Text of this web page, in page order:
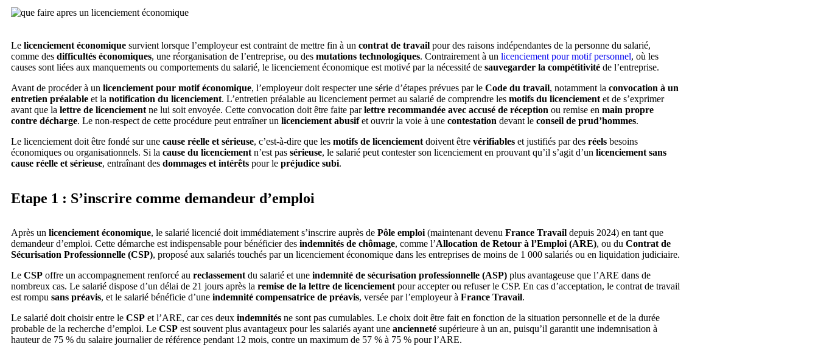
Le licenciement économique survient lorsque l’employeur est contraint de mettre fin à un contrat de travail pour des raisons indépendantes de la personne du salarié,
comme des difficultés économiques, une réorganisation de l’entreprise, ou des mutations technologiques. Contrairement à un licenciement pour motif personnel, où les
causes sont liées aux manquements ou comportements du salarié, le licenciement économique est motivé par la nécessité de sauvegarder la compétitivité de l’entreprise.
Avant de procéder à un licenciement pour motif économique, l’employeur doit respecter une série d’étapes prévues par le Code du travail, notamment la convocation à un
entretien préalable et la notification du licenciement. L’entretien préalable au licenciement permet au salarié de comprendre les motifs du licenciement et de s’exprimer
avant que la lettre de licenciement ne lui soit envoyée. Cette convocation doit être faite parlettre recommandée avec accusé de réception ou remise en main propre
contre décharge. Le non-respect de cette procédure peut entraîner un licenciement abusifet ouvrir la voie à une contestation devant le conseil de prud’hommes.
Le licenciement doit être fondé sur une cause réelle et sérieuse, c’est-à-dire que les motifs de licenciement doivent être vérifiables et justifiés par des réels besoins
économiques ou organisationnels. Si la cause du licenciement n’est pas sérieuse, le salarié peut contester son licenciement en prouvant qu’il s’agit d’un licenciement sans
cause réelle et sérieuse, entraînant des dommages et intérêts pour le préjudice subi.
Etape 1 : S’inscrire comme demandeur d’emploi
Après un licenciement économique, le salarié licencié doit immédiatement s’inscrire auprès de Pôle emploi (maintenant devenu France Travail depuis 2024) en tant que
demandeur d’emploi. Cette démarche est indispensable pour bénéficier des indemnités de chômage, comme l’Allocation de Retour à l’Emploi (ARE), ou du Contrat de
Sécurisation Professionnelle (CSP), proposé aux salariés touchés par un licenciement économique dans les entreprises de moins de 1 000 salariés ou en liquidation judiciaire.
Le CSP offre un accompagnement renforcé au reclassement du salarié et une indemnité de sécurisation professionnelle (ASP) plus avantageuse que l’ARE dans de
nombreux cas. Le salarié dispose d’un délai de 21 jours après la remise de la lettre de licenciement pour accepter ou refuser le CSP. En cas d’acceptation, le contrat de travail
est rompu sans préavis, et le salarié bénéficie d’une indemnité compensatrice de préavis, versée par l’employeur à France Travail.
Le salarié doit choisir entre le CSP et l’ARE, car ces deux indemnités ne sont pas cumulables. Le choix doit être fait en fonction de la situation personnelle et de la durée
probable de la recherche d’emploi. Le CSP est souvent plus avantageux pour les salariés ayant une ancienneté supérieure à un an, puisqu’il garantit une indemnisation à
hauteur de 75 % du salaire journalier de référence pendant 12 mois, contre un maximum de 57 % à 75 % pour l’ARE.